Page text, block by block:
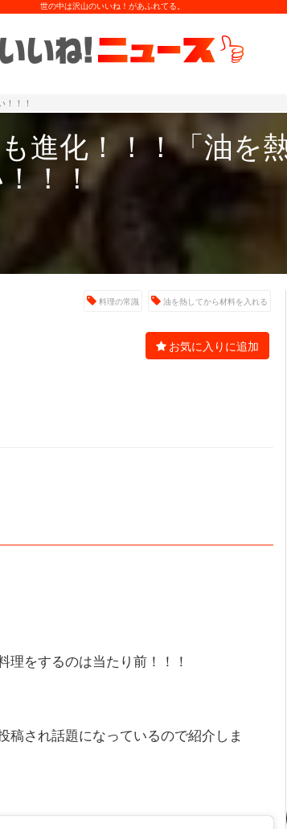
世の中は沢山のいいね！があふれてる。
！！
進化！！！「油を
！！
料理の常識 油を熱してから材料を入れる
お気に入りに追加
をするのは当たり前！！！
稿され話題になっているので紹介しま